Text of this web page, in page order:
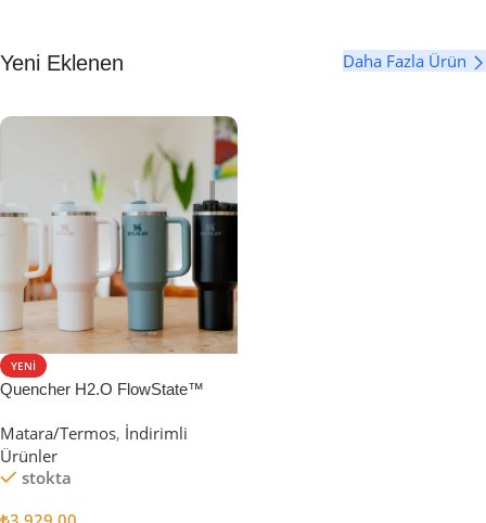
Yeni Eklenen Daha Fazla Ürün
YENI
Quencher H2.O FlowState™
Matara/Termos, İndirimli
Ürünler
stokta